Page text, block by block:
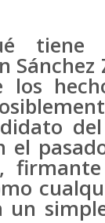
el
un